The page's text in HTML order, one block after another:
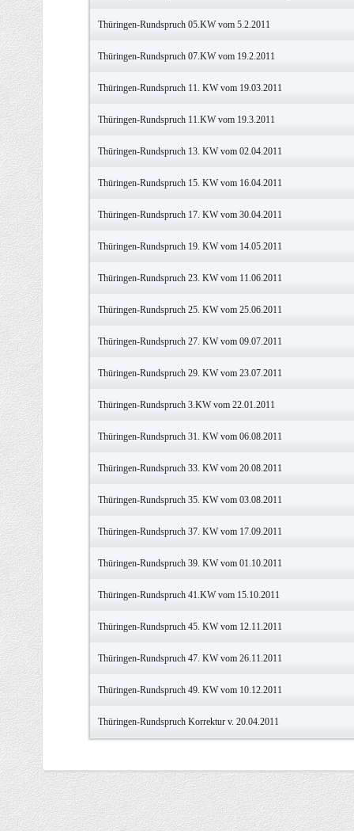
Thüringen-Rundspruch 05.KW vom 5.2.2011
Thüringen-Rundspruch 07.KW vom 19.2.2011
Thüringen-Rundspruch 11. KW vom 19.03.2011
Thüringen-Rundspruch 11.KW vom 19.3.2011
Thüringen-Rundspruch 13. KW vom 02.04.2011
Thüringen-Rundspruch 15. KW vom 16.04.2011
Thüringen-Rundspruch 17. KW vom 30.04.2011
Thüringen-Rundspruch 19. KW vom 14.05.2011
Thüringen-Rundspruch 23. KW vom 11.06.2011
Thüringen-Rundspruch 25. KW vom 25.06.2011
Thüringen-Rundspruch 27. KW vom 09.07.2011
Thüringen-Rundspruch 29. KW vom 23.07.2011
Thüringen-Rundspruch 3.KW vom 22.01.2011
Thüringen-Rundspruch 31. KW vom 06.08.2011
Thüringen-Rundspruch 33. KW vom 20.08.2011
Thüringen-Rundspruch 35. KW vom 03.08.2011
Thüringen-Rundspruch 37. KW vom 17.09.2011
Thüringen-Rundspruch 39. KW vom 01.10.2011
Thüringen-Rundspruch 41.KW vom 15.10.2011
Thüringen-Rundspruch 45. KW vom 12.11.2011
Thüringen-Rundspruch 47. KW vom 26.11.2011
Thüringen-Rundspruch 49. KW vom 10.12.2011
Thüringen-Rundspruch Korrektur v. 20.04.2011